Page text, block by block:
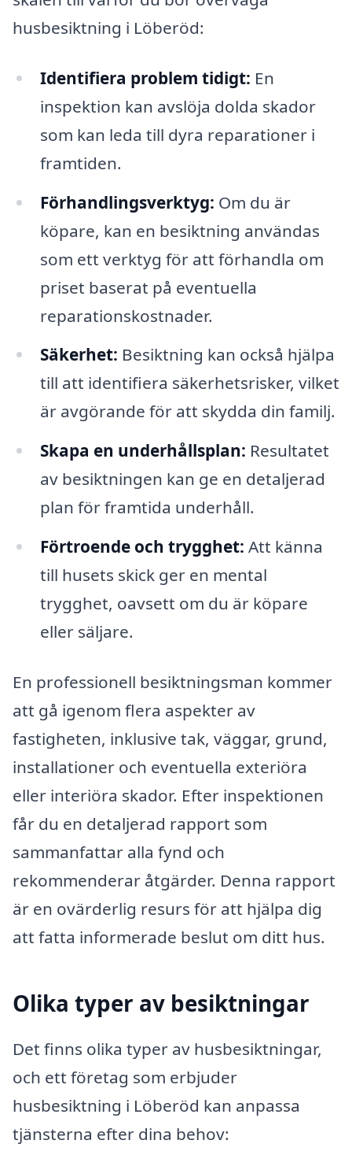
husbesiktning i Löberöd:
Identifiera problem tidigt: En
inspektion kan avslöja dolda skador
som kan leda till dyra reparationer i
framtiden.
Förhandlingsverktyg: Om du är
köpare, kan en besiktning användas
som ett verktyg för att förhandla om
priset baserat på eventuella
reparationskostnader.
Säkerhet: Besiktning kan också hjälpa
till att identifiera säkerhetsrisker, vilket
är avgörande för att skydda din familj.
Skapa en underhållsplan: Resultatet
av besiktningen kan ge en detaljerad
plan för framtida underhåll.
Förtroende och trygghet: Att känna
till husets skick ger en mental
trygghet, oavsett om du är köpare
eller säljare.
En professionell besiktningsman kommer
att gå igenom flera aspekter av
fastigheten, inklusive tak, väggar, grund,
installationer och eventuella exteriöra
eller interiöra skador. Efter inspektionen
får du en detaljerad rapport som
sammanfattar alla fynd och
rekommenderar åtgärder. Denna rapport
är en ovärderlig resurs för att hjälpa dig
att fatta informerade beslut om ditt hus.
Olika typer av besiktningar
Det finns olika typer av husbesiktningar,
och ett företag som erbjuder
husbesiktning i Löberöd kan anpassa
tjänsterna efter dina behov: